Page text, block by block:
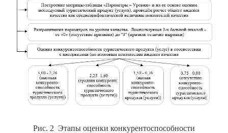
Рис. 2 Этапы оценки конкурентоспособности